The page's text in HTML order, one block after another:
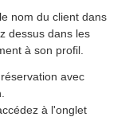
nom du client dans
dessus dans les
à son profil.
avec
à l'onglet